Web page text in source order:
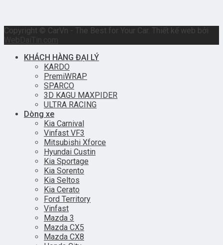
Copyright © CarVn - The Best for Your Car. Thiết kế web bởi
WebDaiTin.com
KHÁCH HÀNG ĐẠI LÝ
KARDO
PremiWRAP
SPARCO
3D KAGU MAXPIDER
ULTRA RACING
Dòng xe
Kia Carnival
Vinfast VF3
Mitsubishi Xforce
Hyundai Custin
Kia Sportage
Kia Sorento
Kia Seltos
Kia Cerato
Ford Territory
Vinfast
Mazda 3
Mazda CX5
Mazda CX8